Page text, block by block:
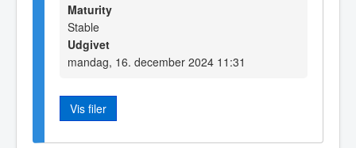
Maturity
Stable
Udgivet
mandag, 16. december 2024 11:31
Vis filer